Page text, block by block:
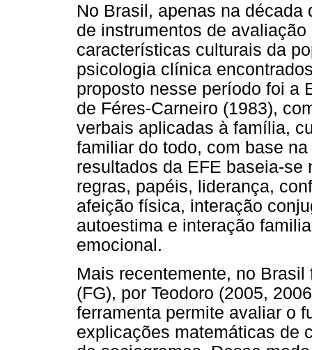
No Brasil, apenas na
de instrumentos de
características culturais da
psicologia clínica
proposto nesse período foi a
de Féres-Carneiro (1983),
verbais aplicadas à família,
familiar do todo, com base
resultados da EFE baseia-
regras, papéis, liderança,
afeição física, interação
autoestima e interação
emocional.
Mais recentemente, no
(FG), por Teodoro (2005,
ferramenta permite avaliar o
explicações matemáticas de